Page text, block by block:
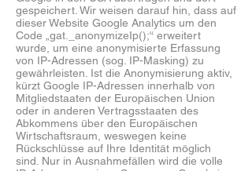
gespeichert. Wir weisen darauf hin, dass auf
dieser Website Google Analytics um den
Code „gat._anonymizeIp();“ erweitert
wurde, um eine anonymisierte Erfassung
von IP-Adressen (sog. IP-Masking) zu
gewährleisten. Ist die Anonymisierung aktiv,
kürzt Google IP-Adressen innerhalb von
Mitgliedstaaten der Europäischen Union
oder in anderen Vertragsstaaten des
Abkommens über den Europäischen
Wirtschaftsraum, weswegen keine
Rückschlüsse auf Ihre Identität möglich
sind. Nur in Ausnahmefällen wird die volle